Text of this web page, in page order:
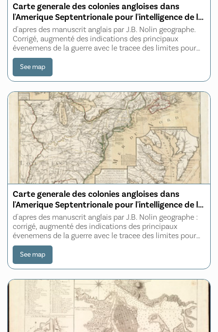
Carte generale des colonies angloises dans
l'Amerique Septentrionale pour l'intelligence de la
guerre presente
d'apres des manuscrit anglais par J.B. Nolin geographe.
Corrigé, augmenté des indications des principaux
évenemens de la guerre avec le tracee des limites pour
constituer le traité de paix proposé entre la Couronne de
la Grande Bretagne et les E
See map
Carte generale des colonies angloises dans
l'Amerique Septentrionale pour l'intelligence de la
guerre presente
d'apres des manuscrit anglais par J.B. Nolin geographe :
corrigé, augmenté des indications des principaux
évenemens de la guerre avec le tracee des limites pour
constituer le traité de paix proposé entre la Couronne de
la Grande Bretagne et les
See map